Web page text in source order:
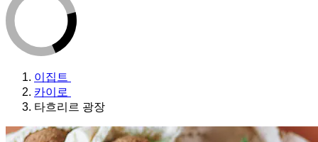
이집트
카이로
타흐리르 광장